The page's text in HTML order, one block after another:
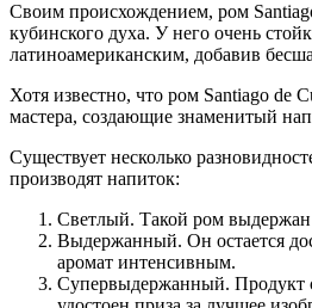
Своим происхождением, ром
кубинского духа. У него очень
латиноамериканским, добавив
Хотя известно, что ром Santiago de
мастера, создающие знаменитый
Существует несколько
производят напиток:
Светлый. Такой ром выдержан
Выдержанный. Он остается
аромат интенсивным.
Супервыдержанный. Продукт